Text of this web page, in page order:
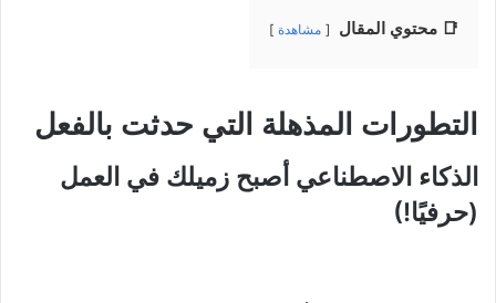
📑 محتوي المقال مشاهدة
التطورات المذهلة التي حدثت بالفعل
الذكاء الاصطناعي أصبح زميلك في العمل
(حرفيًا!)